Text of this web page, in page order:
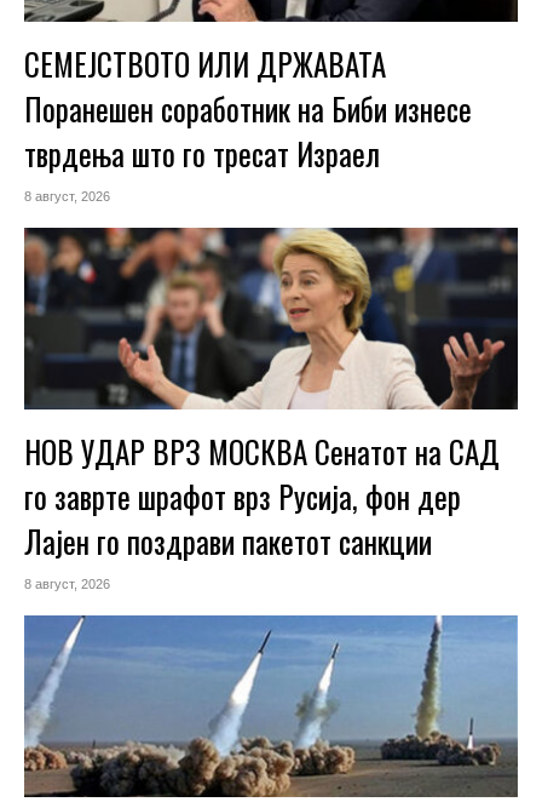
СЕМЕЈСТВОТО ИЛИ ДРЖАВАТА
Поранешен соработник на Биби изнесе
тврдења што го тресат Израел
8 август, 2026
НОВ УДАР ВРЗ МОСКВА Сенатот на САД
го заврте шрафот врз Русија, фон дер
Лајен го поздрави пакетот санкции
8 август, 2026